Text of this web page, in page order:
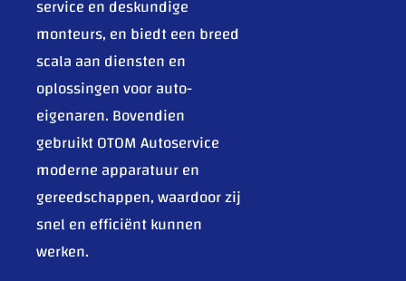
service en deskundige
monteurs, en biedt een breed
scala aan diensten en
oplossingen voor auto-
eigenaren. Bovendien
gebruikt OTOM Autoservice
moderne apparatuur en
gereedschappen, waardoor zij
snel en efficiënt kunnen
werken.